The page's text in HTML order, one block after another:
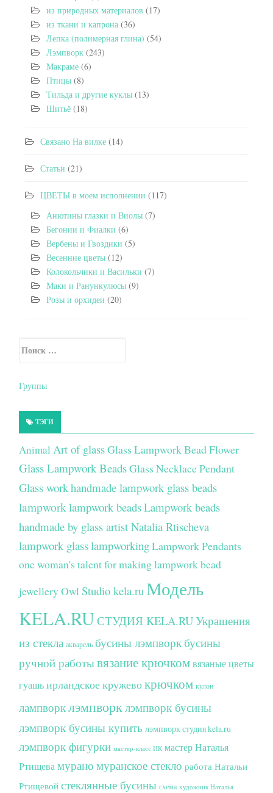
из природных материалов (17)
из ткани и капрона (36)
Лепка (полимерная глина) (54)
Лэмпворк (243)
Макраме (6)
Птицы (8)
Тильда и другие куклы (13)
Шитьё (18)
Связано На вилке (14)
Статьи (21)
ЦВЕТЫ в моем исполнении (117)
Анютины глазки и Виолы (7)
Бегонии и Фиалки (6)
Вербены и Гвоздики (5)
Весенние цветы (12)
Колокольчики и Васильки (7)
Маки и Ранункулюсы (9)
Розы и орхидеи (20)
Secondary Sidebar
Искать:
Группы
ТЭГИ
Animal Art of glassGlass Lampwork Bead Flower
Glass Lampwork BeadsGlass Necklace Pendant
Glass workhandmade lampwork glass beads
lampwork lampwork beadsLampwork beads
handmade by glass artist Natalia Rtischeva
lampwork glasslampworkingLampwork Pendants
one woman's talent for making lampwork bead
jewelleryOwlStudio kela.ru Модель
KELA.RUСТУДИЯ KELA.RUУкрашения
из стекла акварель бусины лэмпворк бусины
ручной работывязание крючкомвязаные цветы
гуашьирландское кружевокрючком кулон
лампворклэмпворк лэмпворк бусины
лэмпворк бусины купить лэмпворк студия kela.ru
лэмпворк фигурки мастер-класс ИК мастер Наталья
Ртищевамурано муранское стекло работа Натальи
Ртищевой стеклянные бусины схема художник Наталья